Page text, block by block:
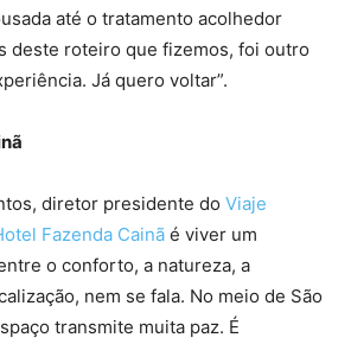
até o tratamento acolhedor
deste roteiro que fizemos, foi outro
Já quero voltar”.
diretor presidente do Viaje
Fazenda Cainã é viver um
o conforto, a natureza, a
nem se fala. No meio de São
transmite muita paz. É